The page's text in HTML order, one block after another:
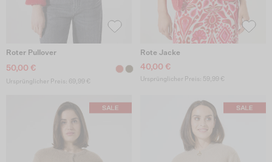
Roter Pullover
50,00 €
Ursprünglicher Preis: 69,99 €
Rote Jacke
40,00 €
Ursprünglicher Preis: 59,99 €